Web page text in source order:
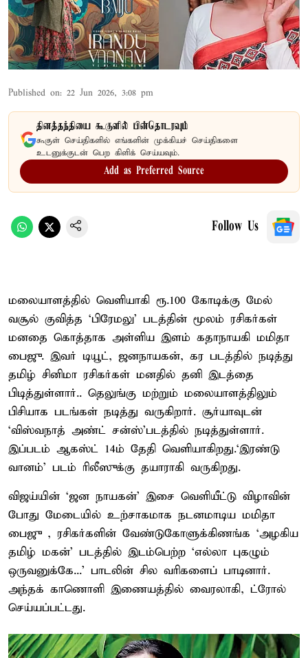
Published on: 22 Jun 2026, 3:08 pm
தினத்தந்தியை கூகுளில் பின்தொடரவும்
கூகுள் செய்திகளில் எங்களின் முக்கியச் செய்திகளை
உடனுக்குடன் பெற கிளிக் செய்யவும்.
Add as Preferred Source
Follow Us
மலையாளத்தில் வெளியாகி ரூ.100 கோடிக்கு மேல்
வசூல் குவித்த ‘பிரேமலு’ படத்தின் மூலம் ரசிகர்கள்
மனதை கொத்தாக அள்ளிய இளம் கதாநாயகி மமிதா
பைஜு. இவர் டியூட், ஜனநாயகன், கர படத்தில் நடித்து
தமிழ் சினிமா ரசிகர்கள் மனதில் தனி இடத்தை
பிடித்துள்ளார்.. தெலுங்கு மற்றும் மலையாளத்திலும்
பிசியாக படங்கள் நடித்து வருகிறார். சூர்யாவுடன்
‘விஸ்வநாத் அண்ட் சன்ஸ்’படத்தில் நடித்துள்ளார்.
இப்படம் ஆகஸ்ட் 14ம் தேதி வெளியாகிறது.‘இரண்டு
வானம்’ படம் ரிலீஸுக்கு தயாராகி வருகிறது.
விஜய்யின் ‘ஜன நாயகன்’ இசை வெளியீட்டு விழாவின்
போது மேடையில் உற்சாகமாக நடனமாடிய மமிதா
பைஜு , ரசிகர்களின் வேண்டுகோளுக்கிணங்க ‘அழகிய
தமிழ் மகன்’ படத்தில் இடம்பெற்ற ‘எல்லா புகழும்
ஒருவனுக்கே...’ பாடலின் சில வரிகளைப் பாடினார்.
அந்தக் காணொளி இணையத்தில் வைரலாகி, ட்ரோல்
செய்யப்பட்டது.